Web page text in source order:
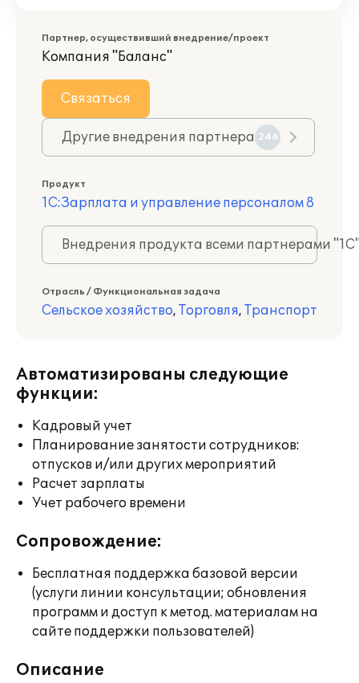
Партнер, осуществивший внедрение/проект
Компания "Баланс"
Связаться
Другие внедрения партнера 246
Продукт
1С:Зарплата и управление персоналом 8
Внедрения продукта всеми партнерами
Отрасль / Функциональная задача
Сельское хозяйство, Торговля, Транспорт
Автоматизированы следующие
функции:
Кадровый учет
Планирование занятости сотрудников:
отпусков и/или других мероприятий
Расчет зарплаты
Учет рабочего времени
Сопровождение:
Бесплатная поддержка базовой версии
(услуги линии консультации; обновления
программ и доступ к метод. материалам на
сайте поддержки пользователей)
Описание